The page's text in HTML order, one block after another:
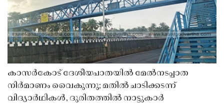
കാസർകോട് ദേശീയപാതയിൽ മേൽനടപ്പാത
നിർമാണം വൈകുന്നു; മതിൽ ചാടിക്കടന്ന്
വിദ്യാർഥികൾ, ദുരിതത്തിൽ നാട്ടുകാർ